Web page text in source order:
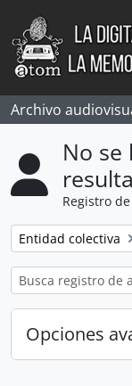
Skip to main content
Archivo
No se
Registro
Remove filter:
Entidad colectiva
Opciones